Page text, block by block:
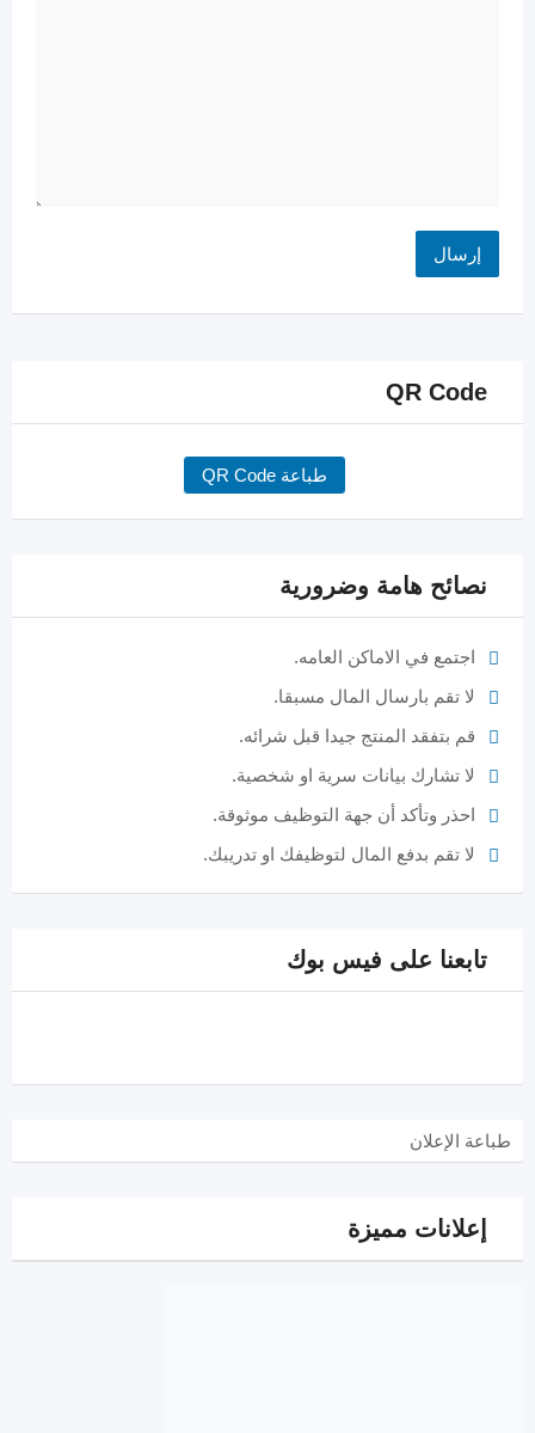
QR Code
طباعة QR Code
نصائح هامة وضرورية
اجتمع في الاماكن العامه.
لا تقم بارسال المال مسبقا.
قم بتفقد المنتج جيدا قبل شرائه.
لا تشارك بيانات سرية او شخصية.
احذر وتأكد أن جهة التوظيف موثوقة.
لا تقم بدفع المال لتوظيفك او تدريبك.
تابعنا على فيس بوك
طباعة الإعلان
إعلانات مميزة